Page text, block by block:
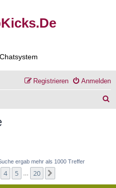
Anmelden
Registrieren
ergab mehr als 1000 Treffer
4 5 20